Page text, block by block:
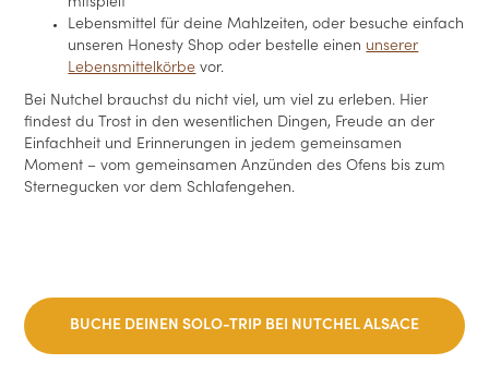
mitspielt
Lebensmittel für deine Mahlzeiten, oder besuche einfach
unseren Honesty Shop oder bestelle einen unserer
Lebensmittelkörbe vor.
Bei Nutchel brauchst du nicht viel, um viel zu erleben. Hier
findest du Trost in den wesentlichen Dingen, Freude an der
Einfachheit und Erinnerungen in jedem gemeinsamen
Moment – vom gemeinsamen Anzünden des Ofens bis zum
Sternegucken vor dem Schlafengehen.
BUCHE DEINEN SOLO-TRIP BEI NUTCHEL ALSACE